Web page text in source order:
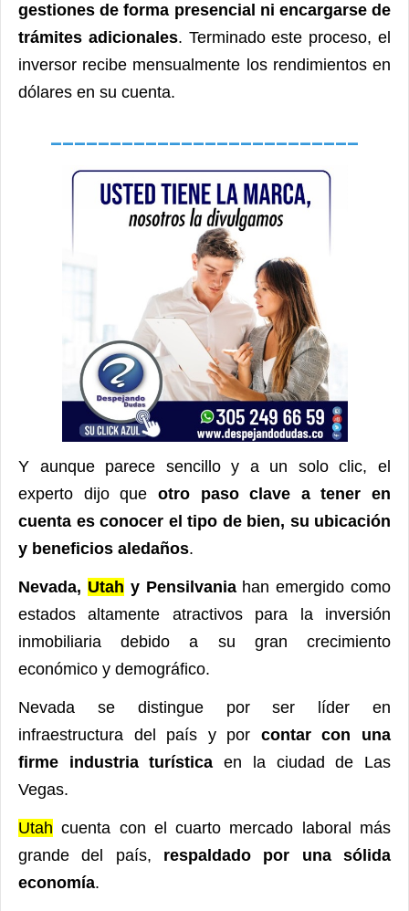
gestiones de forma presencial ni encargarse de
trámites adicionales. Terminado este proceso, el
inversor recibe mensualmente los rendimientos en
dólares en su cuenta.
Y aunque parece sencillo y a un solo clic, el
experto dijo que otro paso clave a tener en
cuenta es conocer el tipo de bien, su ubicación
y beneficios aledaños.
Nevada, Utah y Pensilvaniahan emergido como
estados altamente atractivos para la inversión
inmobiliaria debido a su gran crecimiento
económico y demográfico.
Nevada se distingue por ser líder en
infraestructura del país y por contar con una
firme industria turística en la ciudad de Las
Vegas.
Utah cuenta con el cuarto mercado laboral más
grande del país, respaldado por una sólida
economía.